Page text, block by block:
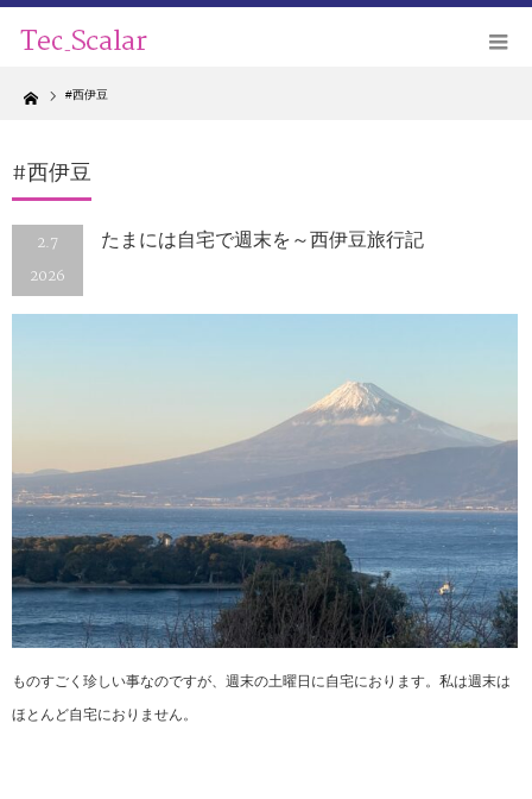
Home #西伊豆
#西伊豆
2.7
2026
たまには自宅で週末を～西伊豆旅行記
ものすごく珍しい事なのですが、週末の土曜日に自宅におります。私は週末は
ほとんど自宅におりません。